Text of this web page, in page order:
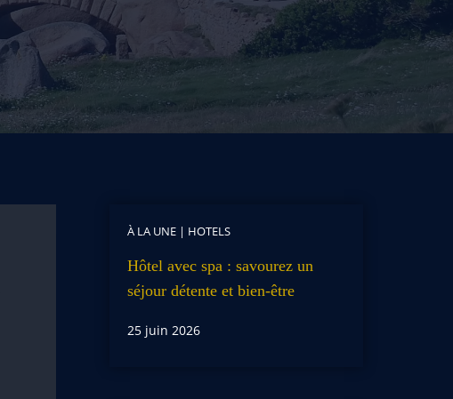
À LA UNE| HOTELS
Hôtel avec spa : savourez un
séjour détente et bien-être
25 juin 2026